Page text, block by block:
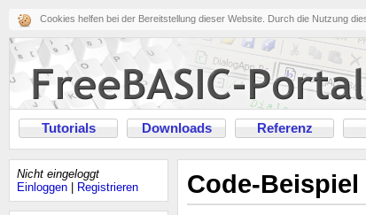
Cookies helfen bei der Bereitstellung dieser Website. Durch die Nutzung
Tutorials Downloads Referenz
Nicht eingeloggt
Einloggen
Registrieren Code-Beispiel